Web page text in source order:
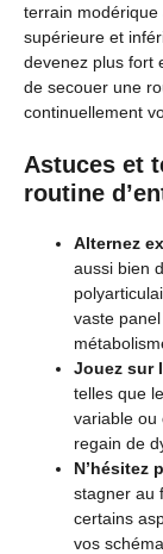
terrain
supérieure et
devenez plus fort
de secouer une
continuellement
Astuces et
routine
Alternez
aussi bien
vaste
Jouez sur
telles que
variable ou
regain de
N’hésitez
stagner au
certains
vos